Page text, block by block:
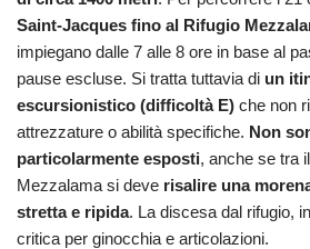
Saint-Jacques fino al Rifugio
impiegano dalle 7 alle 8 ore in base al
pause escluse. Si tratta tuttavia di un
escursionistico (difficoltà E) che non
attrezzature o abilità specifiche. Non
particolarmente esposti, anche se tra
Mezzalama si deve risalire una
stretta e ripida. La discesa dal rifugio,
critica per ginocchia e articolazioni.